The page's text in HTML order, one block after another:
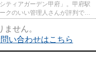
ティアガーデン甲府」。甲府駅
クのいい管理人さんが評判で
せん。
い合わせはこちら